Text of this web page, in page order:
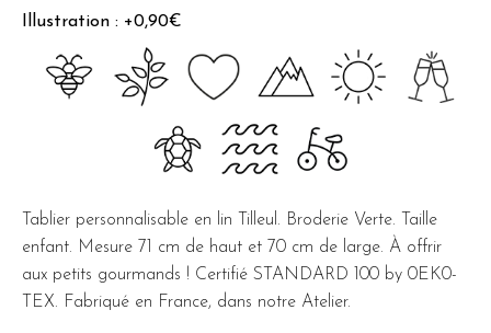
Illustration : +0,90€
Tablier personnalisable en lin Tilleul. Broderie Verte. Taille
enfant. Mesure 71 cm de haut et 70 cm de large. À offrir
aux petits gourmands ! Certifié STANDARD 100 by 0EK0-
TEX. Fabriqué en France, dans notre Atelier.